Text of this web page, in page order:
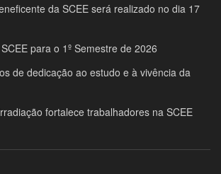
da SCEE será realizado no dia 17
para o 1º Semestre de 2026
de dedicação ao estudo e à vivência da
fortalece trabalhadores na SCEE